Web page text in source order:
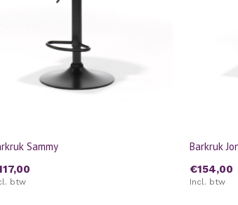
Sammy
btw
Barkruk
€154,00
Incl. btw